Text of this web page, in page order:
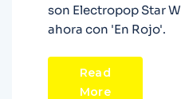
son Electropop Star
ahora con 'En Rojo'.
Read
More